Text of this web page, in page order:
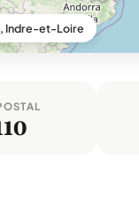
Indre-et-Loire